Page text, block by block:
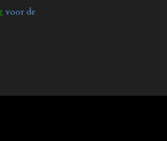
voor de